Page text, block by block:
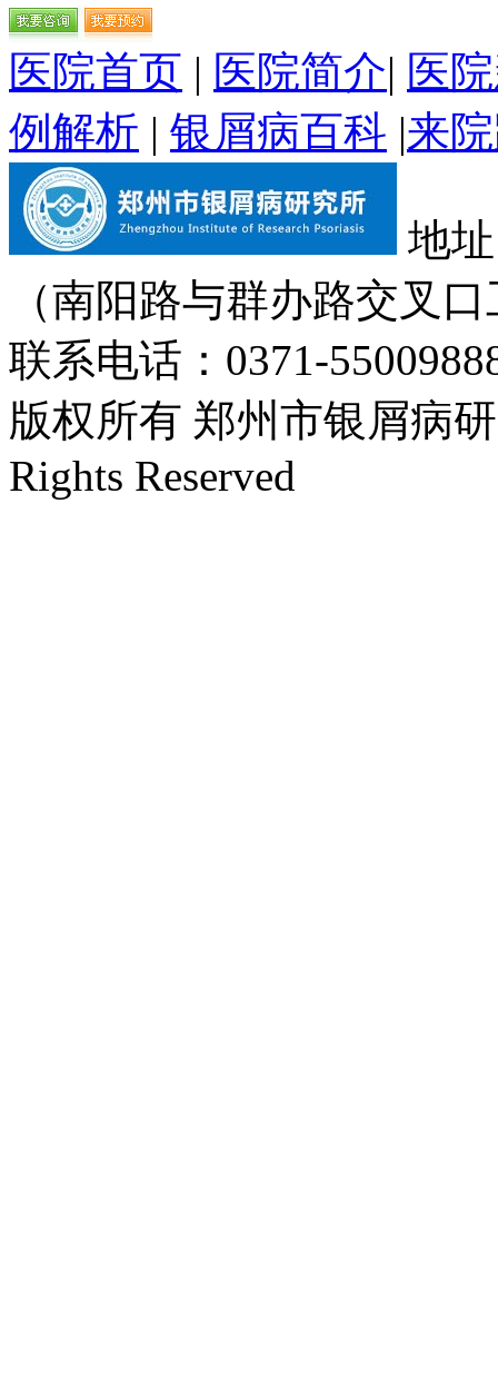
医院首页 | 医院简介| 医
例解析 | 银屑病百科 |来
地
（南阳路与群办路交叉
联系电话：0371-
版权所有 郑州市银屑病
Rights Reserved